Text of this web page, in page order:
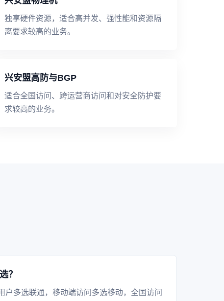
独享硬件资源，适合高并发、强性能和资源隔
离要求较高的业务。
兴安盟高防与BGP
适合全国访问、跨运营商访问和对安全防护要
求较高的业务。
？
户多选联通，移动端访问多选移动，全国访问